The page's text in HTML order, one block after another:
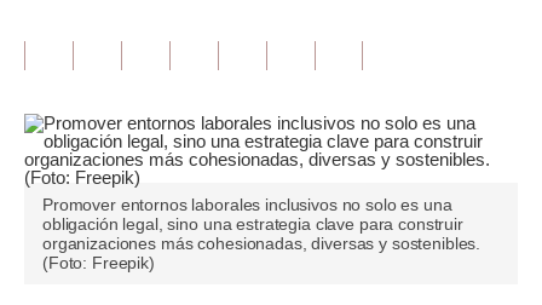
Opinión
Pregunta de hoy
Blogs
Tendencias
Promover entornos laborales inclusivos no solo es una
obligación legal, sino una estrategia clave para construir
organizaciones más cohesionadas, diversas y sostenibles.
(Foto: Freepik)